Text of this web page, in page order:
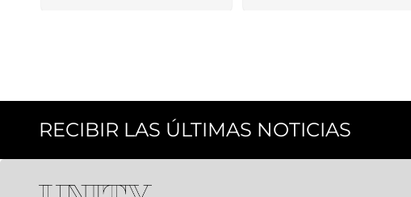
RECIBIR LAS ÚLTIMAS NOTICIAS